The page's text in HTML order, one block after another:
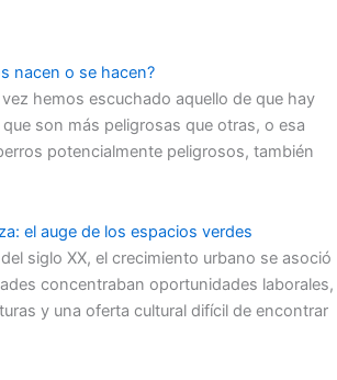
nacen o se hacen?
hemos escuchado aquello de que hay
son más peligrosas que otras, o esa
potencialmente peligrosos, también
el auge de los espacios verdes
siglo XX, el crecimiento urbano se asoció
concentraban oportunidades laborales,
y una oferta cultural difícil de encontrar